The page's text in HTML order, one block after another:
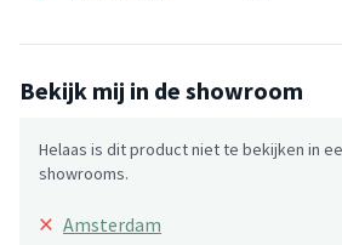
Bekijk mij in de showroom
Helaas is dit product niet te bekijken in
showrooms.
× Amsterdam